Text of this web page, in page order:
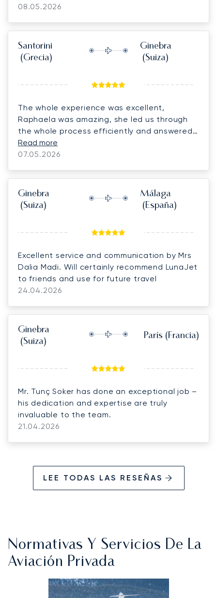
08.05.2026
Santorini
(Grecia)
Ginebra
(Suiza)
The whole experience was excellent,
Raphaela was amazing, she led us through
the whole process efficiently and answered
all of our questions. She responded quickly
and always had the relevant information at
and flowers for our flight which was a lovey
gesture. The agents at Santorini were very
friendly and efficient, and the team at
Geneva were so kind, they even drove us all
was our 30th anniversary gave us a surprise
would highly recommend everyone involved
Read more
07.05.2026
Ginebra
(Suiza)
Málaga
(España)
Excellent service and communication by Mrs
Dalia Madi. Will certainly recommend LunaJet
to friends and use for future travel
24.04.2026
Ginebra
(Suiza)
París (Francia)
Mr. Tunç Soker has done an exceptional job –
his dedication and expertise are truly
invaluable to the team.
21.04.2026
LEE TODAS LAS RESEÑAS
Normativas Y Servicios De La
Aviación Privada